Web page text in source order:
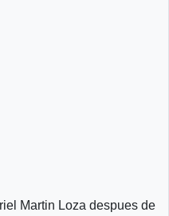
Martin Loza despues de